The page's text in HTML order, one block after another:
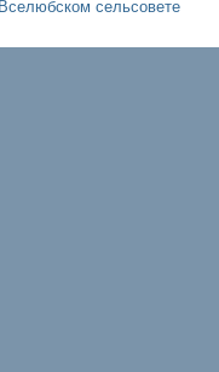
Вселюбском сельсовете